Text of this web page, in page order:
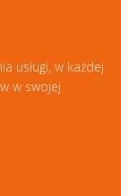
usługi, w każdej
w swojej